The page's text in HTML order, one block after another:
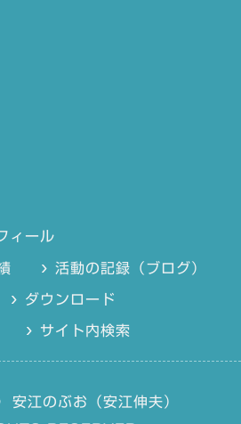
ィール
活動の記録（ブログ）
ダウンロード
サイト内検索
安江のぶお（安江伸夫）